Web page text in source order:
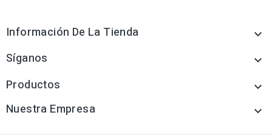
Información De La Tienda 
Síganos 
Productos 
Nuestra Empresa 